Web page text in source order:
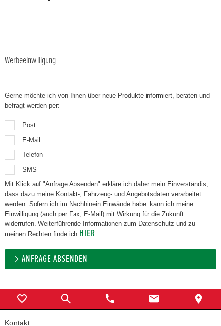
Werbeeinwilligung
Gerne möchte ich von Ihnen über neue Produkte informiert, beraten und
befragt werden per:
Post
E-Mail
Telefon
SMS
Mit Klick auf "Anfrage Absenden" erkläre ich daher mein Einverständis,
dass dazu meine Kontakt-, Fahrzeug- und Angebotsdaten verarbeitet
werden. Sofern ich im Nachhinein Einwände habe, kann ich meine
Einwilligung (auch per Fax, E-Mail) mit Wirkung für die Zukunft
widerrufen. Weiterführende Informationen zum Datenschutz und zu
meinen Rechten finde ich HIER.
ANFRAGE ABSENDEN
Kontakt